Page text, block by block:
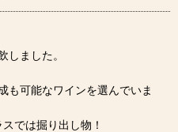
しました。
も可能なワインを選んでいま
では掘り出し物！